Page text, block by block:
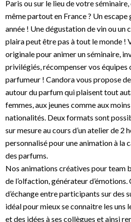
Paris ou sur le lieu de votre
même partout en France ? Un
année ! Une dégustation de vin ou un
plaira peut être pas à tout le monde !
originale pour animer un séminaire,
privilégiés, récompenser vos équipes
parfumeur ! Candora vous propose
autour du parfum qui plaisent tout
femmes, aux jeunes comme aux
nationalités. Deux formats sont
sur mesure au cours d’un atelier de 2
personnalisé pour une animation à la
des parfums.
Nos animations créatives pour team
de l’olfaction, générateur d’émotions.
d’échange entre participants sur des
idéal pour mieux se connaitre les uns
et des idées à ses collègues et ainsi